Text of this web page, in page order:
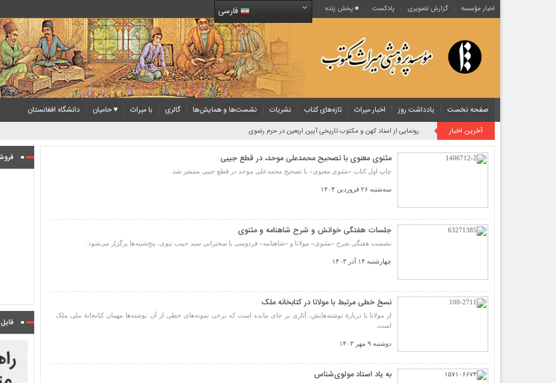
اخبار مؤسسه گزارش تصویری پادکست‌ ■ پخش زنده فارسی
صفحه نخست یادداشت روز اخبار میراث تازه‌های کتاب نشریات نشست‌ها و همایش‌ها گالری با میراث ♥ حامیان
دانشگاه افغانستان
آخرین اخبار
رونمایی از اسناد کهن و مکتوب تاریخی آیین اربعین در حرم رضوی
مثنوی معنوی با تصحیح محمدعلی موحد، در قطع جیبی
چاپ اول کتاب «مثنوی معنوی» با تصحیح محمدعلی موحد در قطع جیبی منتشر شد.
سه‌شنبه ۲۶ فروردین ۱۴۰۴
جلسات هفتگی خوانش و شرح شاهنامه و مثنوی‌
نشست هفتگی شرح «مثنوی» مولانا و «شاهنامه» فردوسی با سخنرانی سید حبیب نبوی، پنج‌شنبه‌ها برگزار می‌شود.
چهارشنبه ۱۴ آذر ۱۴۰۳
نسخ خطی مرتبط با مولانا در کتابخانه ملک
از مولانا یا دربارۀ نوشته‌هایش، آثاری بر جای مانده است که برخی نمونه‌های خطی از آن نوشته‌ها مهمان کتابخانۀ ملی ملک
است.
دوشنبه ۹ مهر ۱۴۰۳
به یاد استاد مولوی‌شناس